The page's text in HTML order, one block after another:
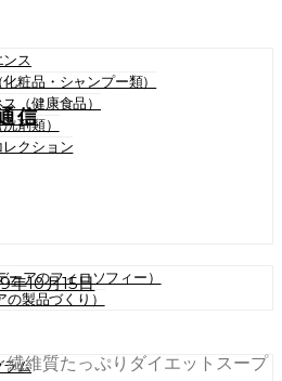
ス
粧品・シャンプー類）
（健康食品）
剤類）
クション
アのフィロソフィー）
製品づくり）
ラム
信
すめレシピ：繊
ダイエットスー
年10月15日
維質たっぷりダイエットスープ